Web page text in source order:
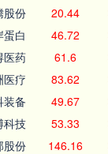
股份 20.44
蛋白 46.72
医药 61.6
医疗 83.62
装备 49.67
科技 53.33
股份 146.16